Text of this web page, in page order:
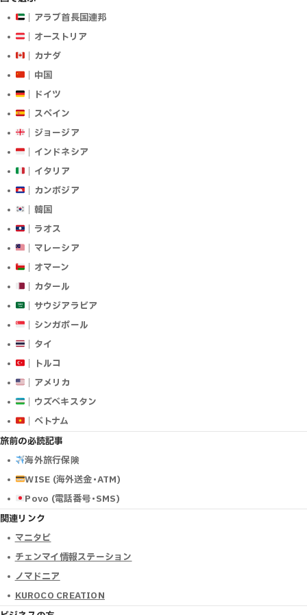
｜アラブ首長国連邦
｜オーストリア
｜カナダ
｜中国
｜ドイツ
｜スペイン
｜ジョージア
｜インドネシア
｜イタリア
｜カンボジア
｜韓国
｜ラオス
｜マレーシア
｜オマーン
｜カタール
｜サウジアラビア
｜シンガポール
｜タイ
｜トルコ
｜アメリカ
｜ウズベキスタン
｜ベトナム
旅前の必読記事
海外旅行保険
WISE (海外送金･ATM)
Povo (電話番号･SMS)
関連リンク
マニタビ
チェンマイ情報ステーション
ノマドニア
KUROCO CREATION